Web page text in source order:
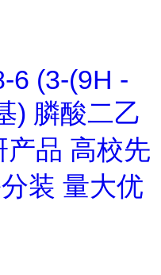
6 (3-(9H -
) 膦酸二乙
品 高校先
装 量大优